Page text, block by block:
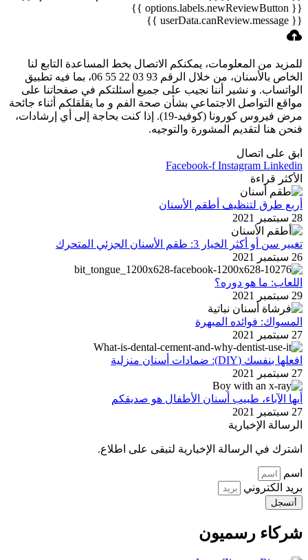
{{ options.labels.newReviewButton }}
{{ userData.canReview.message }}
للمزيد من المعلومات، يمكنكم الاتصال بخط المساعدة التابع لنا
الخاص بالأسنان، من خلال الرقم 06 55 22 03 93، بما فيه تطبيق
الواتساب. و نشير أننا نجيب على جميع أسئلتكم في صفحاتنا على
مواقع التواصل الاجتماعي بشأن صحة الفم و ما يقلقلكم أثناء جائحة
مرض فيروس كورونا (كوفيد-19). إذا كنت بحاجة إلى أي إرشادات،
فنحن هنا لتقديم المشورة والتوجيه.
ابق على اتصال
Facebook-f Instagram Linkedin
الأكثر قراءة
أربع طرق لتنظيف أطقم الأسنان
28 سبتمبر 2021
تغيير سن أو أكثر الخيار 3: طقم الأسنان الجزئي المتحرك
26 سبتمبر 2021
اللعاب: ما هو دوره؟
29 سبتمبر 2021
المسواك: فوائده المبهرة
27 سبتمبر 2021
افعلها بنفسك (DIY): ضمادات أسنان منزلية
27 سبتمبر 2021
أيها الآباء، طبيب أسنان الأطفال هو صديقكم
27 سبتمبر 2021
الرسالة الإخبارية
اشترك في الرسالة الإخبارية لتبقى على اطلاع.
اسم
بريد الكتروني
أتسجل
شركاء رسميون